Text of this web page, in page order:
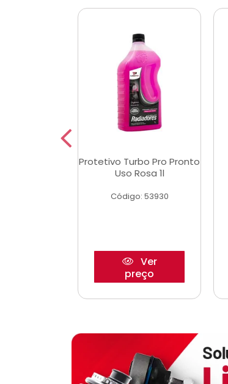
Protetivo Turbo Pro Pronto
Uso Rosa 1l
Código: 53930
Ver
preço